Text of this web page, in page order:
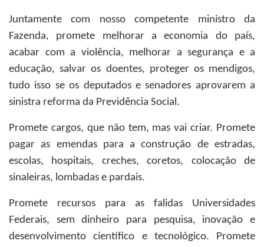
Juntamente com nosso competente ministro da
Fazenda, promete melhorar a economia do país,
acabar com a violência, melhorar a segurança e a
educação, salvar os doentes, proteger os mendigos,
tudo isso se os deputados e senadores aprovarem a
sinistra reforma da Previdência Social.
Promete cargos, que não tem, mas vai criar. Promete
pagar as emendas para a construção de estradas,
escolas, hospitais, creches, coretos, colocação de
sinaleiras, lombadas e pardais.
Promete recursos para as falidas Universidades
Federais, sem dinheiro para pesquisa, inovação e
desenvolvimento científico e tecnológico. Promete